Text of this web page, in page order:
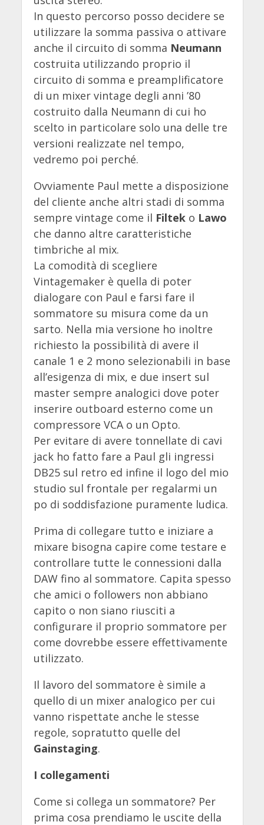
In questo percorso posso decidere se
utilizzare la somma passiva o attivare
anche il circuito di somma Neumann
costruita utilizzando proprio il
circuito di somma e preamplificatore
di un mixer vintage degli anni ’80
costruito dalla Neumann di cui ho
scelto in particolare solo una delle tre
versioni realizzate nel tempo,
vedremo poi perché.
Ovviamente Paul mette a disposizione
del cliente anche altri stadi di somma
sempre vintage come il Filtek o Lawo
che danno altre caratteristiche
timbriche al mix.
La comodità di scegliere
Vintagemaker è quella di poter
dialogare con Paul e farsi fare il
sommatore su misura come da un
sarto. Nella mia versione ho inoltre
richiesto la possibilità di avere il
canale 1 e 2 mono selezionabili in base
all’esigenza di mix, e due insert sul
master sempre analogici dove poter
inserire outboard esterno come un
compressore VCA o un Opto.
Per evitare di avere tonnellate di cavi
jack ho fatto fare a Paul gli ingressi
DB25 sul retro ed infine il logo del mio
studio sul frontale per regalarmi un
po di soddisfazione puramente ludica.
Prima di collegare tutto e iniziare a
mixare bisogna capire come testare e
controllare tutte le connessioni dalla
DAW fino al sommatore. Capita spesso
che amici o followers non abbiano
capito o non siano riusciti a
configurare il proprio sommatore per
come dovrebbe essere effettivamente
utilizzato.
Il lavoro del sommatore è simile a
quello di un mixer analogico per cui
vanno rispettate anche le stesse
regole, sopratutto quelle del
Gainstaging.
I collegamenti
Come si collega un sommatore? Per
prima cosa prendiamo le uscite della